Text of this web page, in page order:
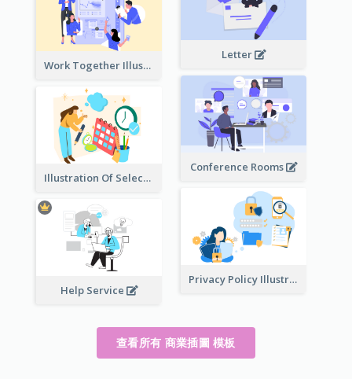
Letter
Work Together Illustration
Conference Rooms
Illustration Of Select Date & Time
Privacy Policy Illustration
Help Service
查看所有 商業插圖 模板